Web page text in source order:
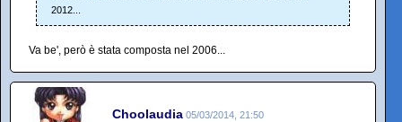
2012...
Va be', però è stata composta nel 2006...
Choolaudia 05/03/2014, 21:50